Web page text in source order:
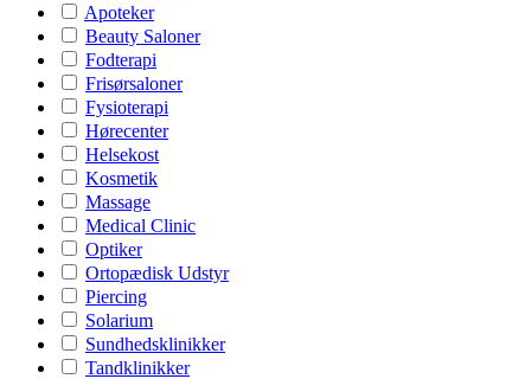
Apoteker
Beauty Saloner
Fodterapi
Frisørsaloner
Fysioterapi
Hørecenter
Helsekost
Kosmetik
Massage
Medical Clinic
Optiker
Ortopædisk Udstyr
Piercing
Solarium
Sundhedsklinikker
Tandklinikker